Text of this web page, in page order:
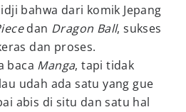
bahwa dari komik Jepang
dan Dragon Ball, sukses
dan proses.
baca Manga, tapi tidak
udah ada satu yang gue
abis di situ dan satu hal